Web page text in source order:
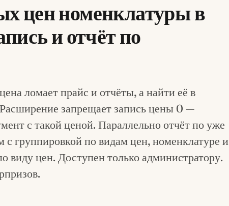
цен номенклатуры в
и отчёт по
ломает прайс и отчёты, а найти её в
запрещает запись цены 0 —
с такой ценой. Параллельно отчёт по уже
группировкой по видам цен, номенклатуре и
виду цен. Доступен только администратору.